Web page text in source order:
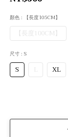
顏色: 【長度105CM】
【長度100CM】
尺寸: S
S L XL